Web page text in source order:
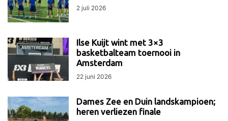
2 juli 2026
Ilse Kuijt wint met 3×3
basketbalteam toernooi in
Amsterdam
22 juni 2026
Dames Zee en Duin landskampioen;
heren verliezen finale